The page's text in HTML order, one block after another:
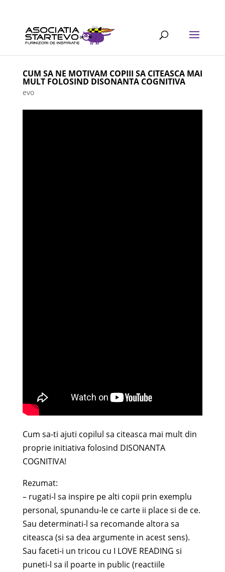
CUM SA NE MOTIVAM COPIII SA CITEASCA MAI
MULT FOLOSIND DISONANTA COGNITIVA
evo
Cum sa-ti ajuti copilul sa citeasca mai mult din
proprie initiativa folosind DISONANTA
COGNITIVA!
Rezumat:
– rugati-l sa inspire pe alti copii prin exemplu
personal, spunandu-le ce carte ii place si de ce.
Sau determinati-l sa recomande altora sa
citeasca (si sa dea argumente in acest sens).
Sau faceti-i un tricou cu I LOVE READING si
puneti-l sa il poarte in public (reactiile